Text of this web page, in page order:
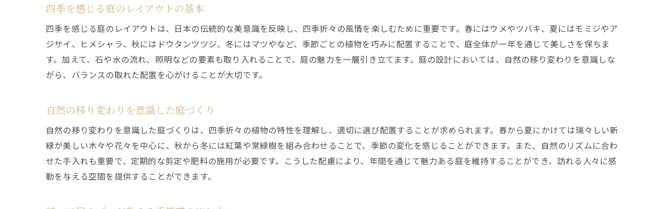
常緑樹と冬咲きの植物の共演で冬の庭を楽しむ
冬の庭を彩るための下草の選定
冬のお庭を楽しむためのコツ
季節感を大切にした造園設計のプロの秘訣
プロが教える効果的な植物の配置方法
季節ごとの庭の手入れのコツ
結ニワ屋による季節感の出し方
四季を感じる庭のレイアウトの基本
四季を感じる庭のレイアウトは、日本の伝統的な美意識を反映し、四季折々の風情を楽しむために重要です。春にはウメやツバキ、夏にはモミジやア
ジサイ、ヒメシャラ、秋にはドウタンツツジ、冬にはマツやなど、季節ごとの植物を巧みに配置することで、庭全体が一年を通じて美しさを保ちま
す。加えて、石や水の流れ、照明などの要素も取り入れることで、庭の魅力を一層引き立てます。庭の設計においては、自然の移り変わりを意識しな
がら、バランスの取れた配置を心がけることが大切です。
自然の移り変わりを意識した庭づくり
自然の移り変わりを意識した庭づくりは、四季折々の植物の特性を理解し、適切に選び配置することが求められます。春から夏にかけては瑞々しい新
緑が美しい木々や花々を中心に、秋から冬には紅葉や常緑樹を組み合わせることで、季節の変化を感じることができます。また、自然のリズムに合わ
せた手入れも重要で、定期的な剪定や肥料の施用が必要です。こうした配慮により、年間を通じて魅力ある庭を維持することができ、訪れる人々に感
動を与える空間を提供することができます。